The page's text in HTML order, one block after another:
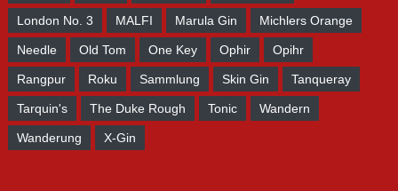
London No. 3 MALFI Marula Gin Michlers Orange
Needle Old Tom One Key Ophir Opihr
Rangpur Roku Sammlung Skin Gin Tanqueray
Tarquin's The Duke Rough Tonic Wandern
Wanderung X-Gin